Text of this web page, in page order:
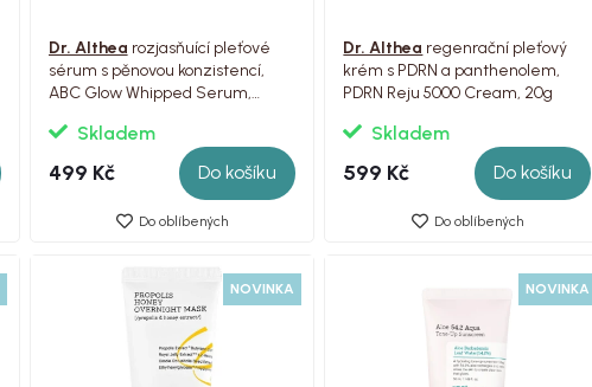
Dr. Althea rozjasňuící pleťové
sérum s pěnovou konzistencí,
ABC Glow Whipped Serum,
Skladem
499 Kč Do košíku
Do oblíbených
Dr. Althea regenrační pleťový
krém s PDRN a panthenolem,
PDRN Reju 5000 Cream, 20g
Skladem
599 Kč Do košíku
Do oblíbených
NOVINKA NOVINKA